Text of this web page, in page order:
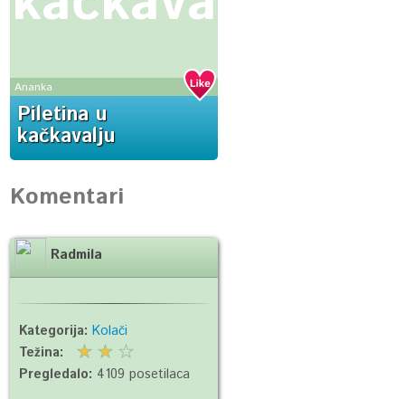
Ananka
Piletina u
kačkavalju
Komentari
Radmila
Kategorija:Kolači
Težina:
Pregledalo: 4109 posetilaca